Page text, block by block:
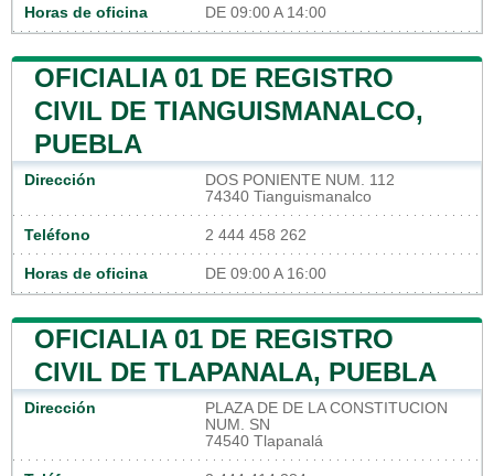
Horas de oficina DE 09:00 A 14:00
OFICIALIA 01 DE REGISTRO
CIVIL DE TIANGUISMANALCO,
PUEBLA
Dirección
DOS PONIENTE NUM. 112
74340 Tianguismanalco
Teléfono 2 444 458 262
Horas de oficina DE 09:00 A 16:00
OFICIALIA 01 DE REGISTRO
CIVIL DE TLAPANALA, PUEBLA
Dirección
PLAZA DE DE LA CONSTITUCION
NUM. SN
74540 Tlapanalá